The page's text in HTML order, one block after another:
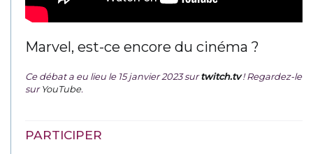
Marvel, est-ce encore du cinéma ?
Ce débat a eu lieu le 15 janvier 2023 surtwitch.tv ! Regardez-le
surYouTube.
PARTICIPER